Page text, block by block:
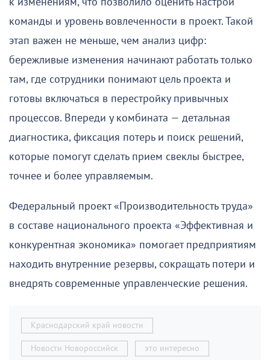
команды и уровень вовлеченности в проект. Такой
этап важен не меньше, чем анализ цифр:
бережливые изменения начинают работать только
там, где сотрудники понимают цель проекта и
готовы включаться в перестройку привычных
процессов. Впереди у комбината — детальная
диагностика, фиксация потерь и поиск решений,
которые помогут сделать прием свеклы быстрее,
точнее и более управляемым.
Федеральный проект «Производительность труда»
в составе национального проекта «Эффективная и
конкурентная экономика» помогает предприятиям
находить внутренние резервы, сокращать потери и
внедрять современные управленческие решения.
Краснодарский край новости
Новости Новороссийск это интересно